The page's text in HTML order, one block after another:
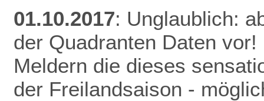
01.10.2017: Unglaublich:
der Quadranten Daten
Meldern die dieses
der Freilandsaison -